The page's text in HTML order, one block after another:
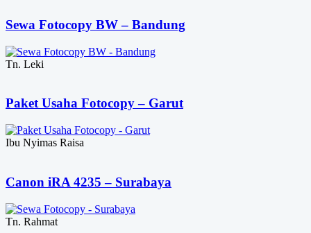
Sewa Fotocopy BW – Bandung
Tn. Leki
Paket Usaha Fotocopy – Garut
Ibu Nyimas Raisa
Canon iRA 4235 – Surabaya
Tn. Rahmat